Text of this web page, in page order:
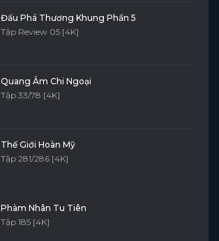
Đấu Phá Thương Khung Phần 5
Tập Review 05 [4K]
Quang Âm Chi Ngoại
Tập 33/78 [4K]
Thế Giới Hoàn Mỹ
Tập 281/286 [4K]
Phàm Nhân Tu Tiên
Tập 185 [4K]